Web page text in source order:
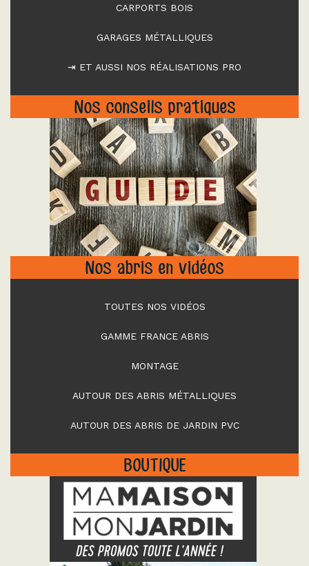
CARPORTS BOIS
GARAGES MÉTALLIQUES
⇥ ET AUSSI NOS RÉALISATIONS PRO
Nos conseils pratiques
"
Nos abris en vidéos
TOUTES NOS VIDÉOS
GAMME FRANCE ABRIS
MONTAGE
AUTOUR DES ABRIS MÉTALLIQUES
AUTOUR DES ABRIS DE JARDIN PVC
BOUTIQUE